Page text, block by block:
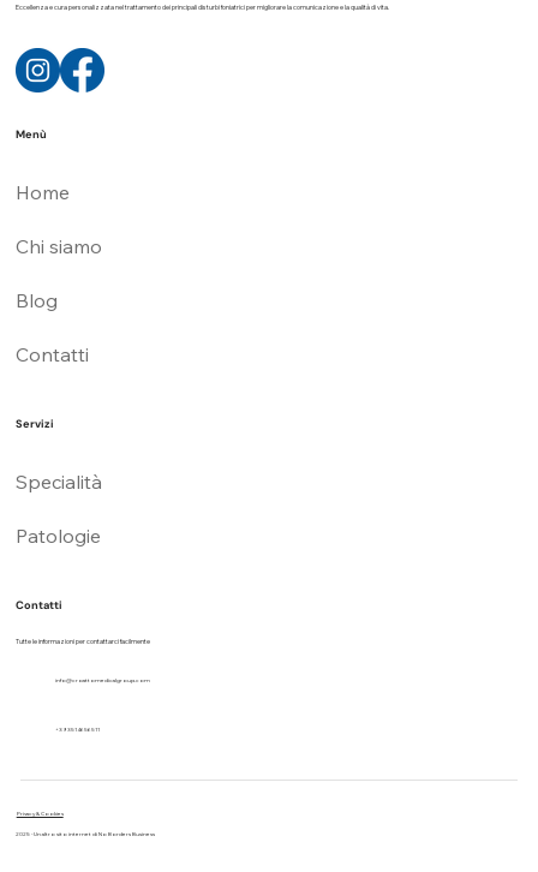
Eccellenza e cura personalizzata nel trattamento dei principali disturbi foniatrici per migliorare la comunicazione e la qualità di vita.
Menù
Home
Chi siamo
Blog
Contatti
Servizi
Specialità
Patologie
Contatti
Tutte le informazioni per contattarci facilmente
info@croattomedicalgroup.com
+39 3514656511
2025 - Un altro sito internet di No Borders Business
Privacy & Cookies